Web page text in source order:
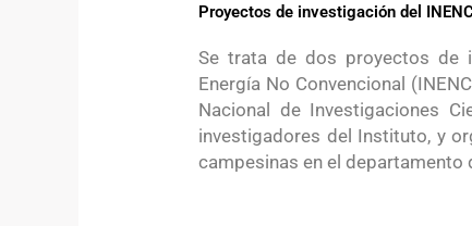
Proyectos de investigación del
Se trata de dos proyectos de
Energía No Convencional
Nacional de Investigaciones
investigadores del Instituto, y
campesinas en el departamento